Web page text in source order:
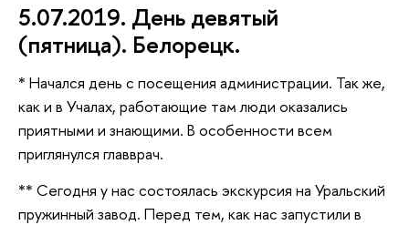
5.07.2019. День девятый
(пятница). Белорецк.
* Начался день с посещения администрации. Так же,
как и в Учалах, работающие там люди оказались
приятными и знающими. В особенности всем
приглянулся главврач.
** Сегодня у нас состоялась экскурсия на Уральский
пружинный завод. Перед тем, как нас запустили в